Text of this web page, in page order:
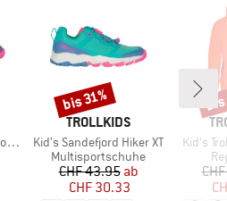
Preis
MARKE
TROLLKIDS
Artikel
Kid's Sandefjord Hiker XT
Produktgruppe
Multisportschuhe
Preis
CHF 43.95reduzierter Preis
ab
CHF 30.33
Rabatt
bis 31%
Artikel
Kid's